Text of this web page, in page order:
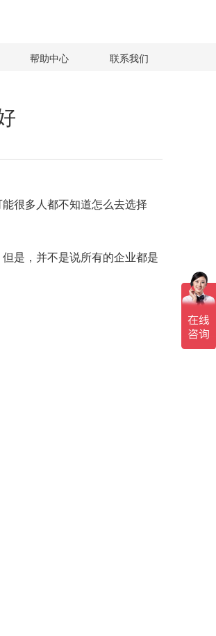
帮助中心 联系我们
很多人都不知道怎么去选择
是，并不是说所有的企业都是